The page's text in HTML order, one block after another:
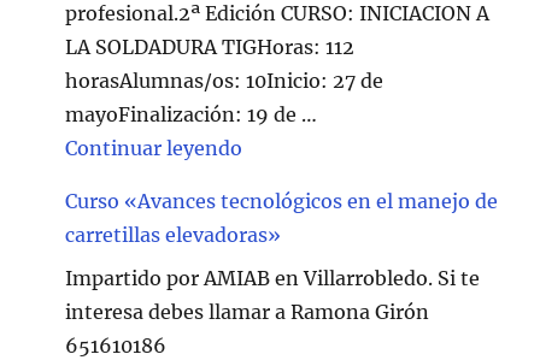
profesional.2ª Edición CURSO: INICIACION A
LA SOLDADURA TIGHoras: 112
horasAlumnas/os: 10Inicio: 27 de
mayoFinalización: 19 de …
Continuar leyendo
Curso «Avances tecnológicos en el manejo de
carretillas elevadoras»
Impartido por AMIAB en Villarrobledo. Si te
interesa debes llamar a Ramona Girón
651610186